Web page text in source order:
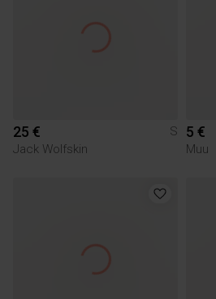
25 €
S
Jack Wolfskin
5 €
Muu